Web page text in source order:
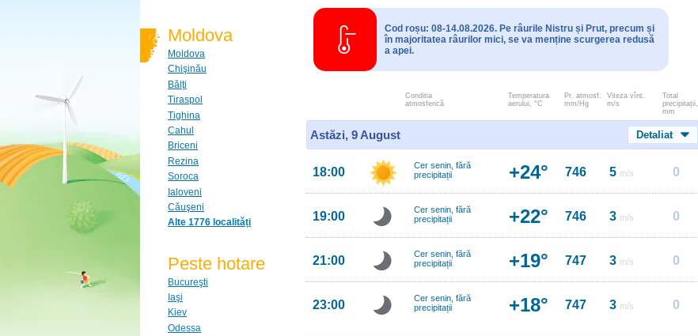
Moldova
Moldova
Chişinău
Bălţi
Tiraspol
Tighina
Cahul
Briceni
Rezina
Soroca
Ialoveni
Căuşeni
Alte 1776 localități
Peste hotare
Bucureşti
Iaşi
Kiev
Odessa
Cod roșu: 08-14.08.2026. Pe râurile Nistru și Prut, precum și
în majoritatea râurilor mici, se va menține scurgerea redusă
a apei.
Conditia
atmosferică
Temperatura
aerului, °C
Pr. atmosf.
mm/Hg
Viteza vînt.
m/s
Total
precipitații,
mm
Astăzi, 9 August Detaliat
18:00
Cer senin, fără
precipitații
+24° 746 5 m/s 0
19:00
Cer senin, fără
precipitații
+22° 746 3 m/s 0
21:00
Cer senin, fără
precipitații
+19° 747 3 m/s 0
23:00
Cer senin, fără
precipitații
+18° 747 3 m/s 0